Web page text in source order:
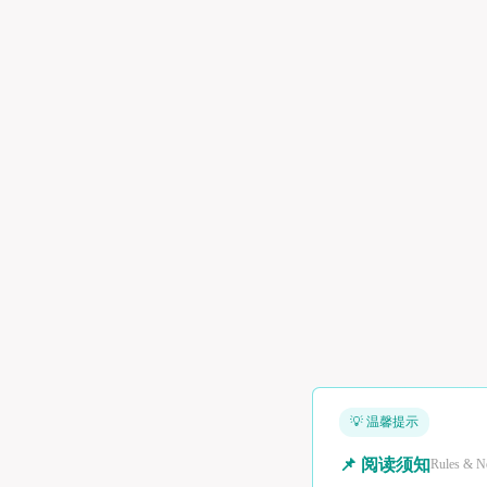
💡 温馨提示
📌 阅读须知Rules &